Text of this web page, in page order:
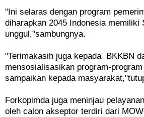
"Ini selaras dengan program
diharapkan 2045 Indonesia memiliki
unggul,"sambungnya.
"Terimakasih juga kepada BKKBN
mensosialisasikan program-
sampaikan kepada
Forkopimda juga meninjau
oleh calon akseptor terdiri dari